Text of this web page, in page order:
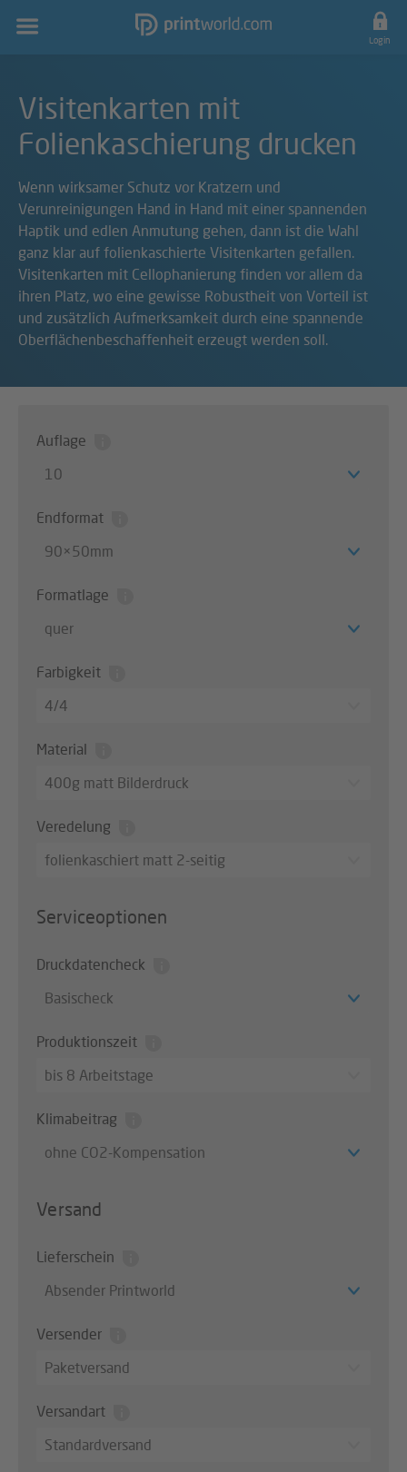
Hauptnavigation
Login
Visitenkarten mit
Folienkaschierung drucken
Wenn wirksamer Schutz vor Kratzern und
Verunreinigungen Hand in Hand mit einer spannenden
Haptik und edlen Anmutung gehen, dann ist die Wahl
ganz klar auf folienkaschierte Visitenkarten gefallen.
Visitenkarten mit Cellophanierung finden vor allem da
ihren Platz, wo eine gewisse Robustheit von Vorteil ist
und zusätzlich Aufmerksamkeit durch eine spannende
Oberflächenbeschaffenheit erzeugt werden soll.
Auflage
10
Endformat
90×50mm
Formatlage
quer
Farbigkeit
4/4
Material
400g matt Bilderdruck
Veredelung
folienkaschiert matt 2-seitig
Serviceoptionen
Druckdatencheck
Basischeck
Produktionszeit
bis 8 Arbeitstage
Klimabeitrag
ohne CO2-Kompensation
Versand
Lieferschein
Absender Printworld
Versender
Paketversand
Versandart
Standardversand